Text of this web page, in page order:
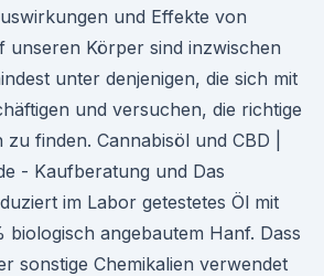
und Effekte von
unseren Körper sind inzwischen
unter denjenigen, die sich mit
und versuchen, die richtige
finden. Cannabisöl und CBD |
- Kaufberatung und Das
im Labor getestetes Öl mit
biologisch angebautem Hanf. Dass
sonstige Chemikalien verwendet